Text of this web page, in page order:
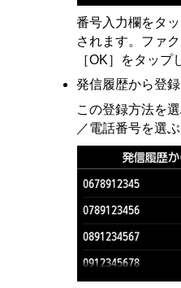
番号入力欄をタ
されます。ファ
［OK］をタップ
発信履歴から登録
この登録方法を
／電話番号を選